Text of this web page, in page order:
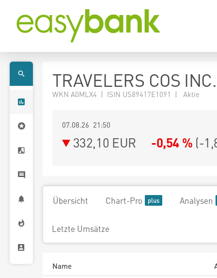
TRAVELERS COS INC.
WKN A0MLX4 | ISIN US89417E1091 | Aktie
07.08.26 21:50
332,10 EUR -0,54 % (-
Übersicht Chart-Pro Analysen
Letzte Umsätze
Name